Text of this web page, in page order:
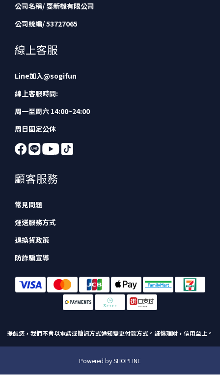
公司名稱/ 耍新機有限公司
公司統編/ 53727065
線上客服
Line加入@sogifun
線上客服時間:
周一至周六 14:00~24:00
周日固定公休
顧客服務
常見問題
運送服務方式
退換貨政策
防詐騙宣導
提醒您，我們不會以電話或簡訊方式通知變更付款方式。 謹慎理財，信用至上。
Powered by SHOPLINE